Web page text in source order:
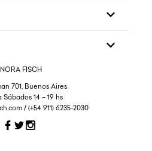
FISCH
701, Buenos Aires
Sábados 14 – 19 hs
/ (+54 911) 6235-2030